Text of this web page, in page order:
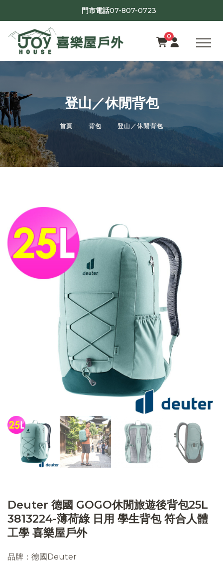
門市電話07-807-0723
0
登山／休閒背包
首頁 背包 登山／休閒背包
Deuter 德國 GOGO休閒旅遊後背包25L
3813224-薄荷綠 日用 學生背包 符合人體
工學 喜樂屋戶外
品牌：德國Deuter